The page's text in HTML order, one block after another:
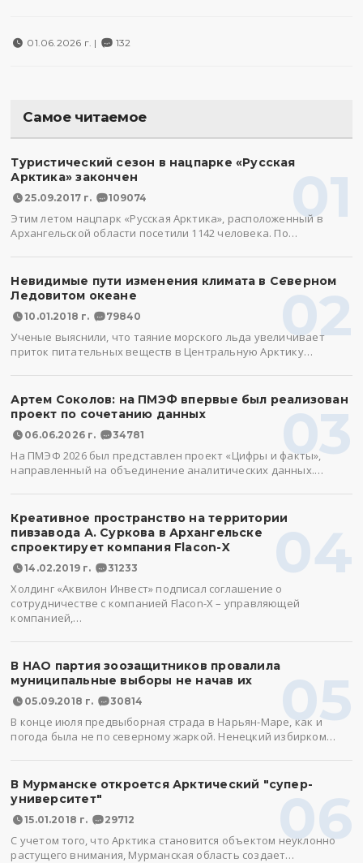
01.06.2026 г. | 132
Самое читаемое
01
Туристический сезон в нацпарке «Русская
Арктика» закончен
25.09.2017 г. 109074
Этим летом нацпарк «Русская Арктика», расположенный в
Архангельской области посетили 1142 человека. По…
02
Невидимые пути изменения климата в Северном
Ледовитом океане
10.01.2018 г. 79840
Ученые выяснили, что таяние морского льда увеличивает
приток питательных веществ в Центральную Арктику…
03
Артем Соколов: на ПМЭФ впервые был реализован
проект по сочетанию данных
06.06.2026 г. 34781
На ПМЭФ 2026 был представлен проект «Цифры и факты»,
направленный на объединение аналитических данных.…
04
Креативное пространство на территории
пивзавода А. Суркова в Архангельске
спроектирует компания Flacon-X
14.02.2019 г. 31233
Холдинг «Аквилон Инвест» подписал соглашение о
сотрудничестве с компанией Flacon-X – управляющей
компанией,…
05
В НАО партия зоозащитников провалила
муниципальные выборы не начав их
05.09.2018 г. 30814
В конце июля предвыборная страда в Нарьян-Маре, как и
погода была не по северному жаркой. Ненецкий избирком…
06
В Мурманске откроется Арктический "супер-
университет"
15.01.2018 г. 29712
С учетом того, что Арктика становится объектом неуклонно
растущего внимания, Мурманская область создает…